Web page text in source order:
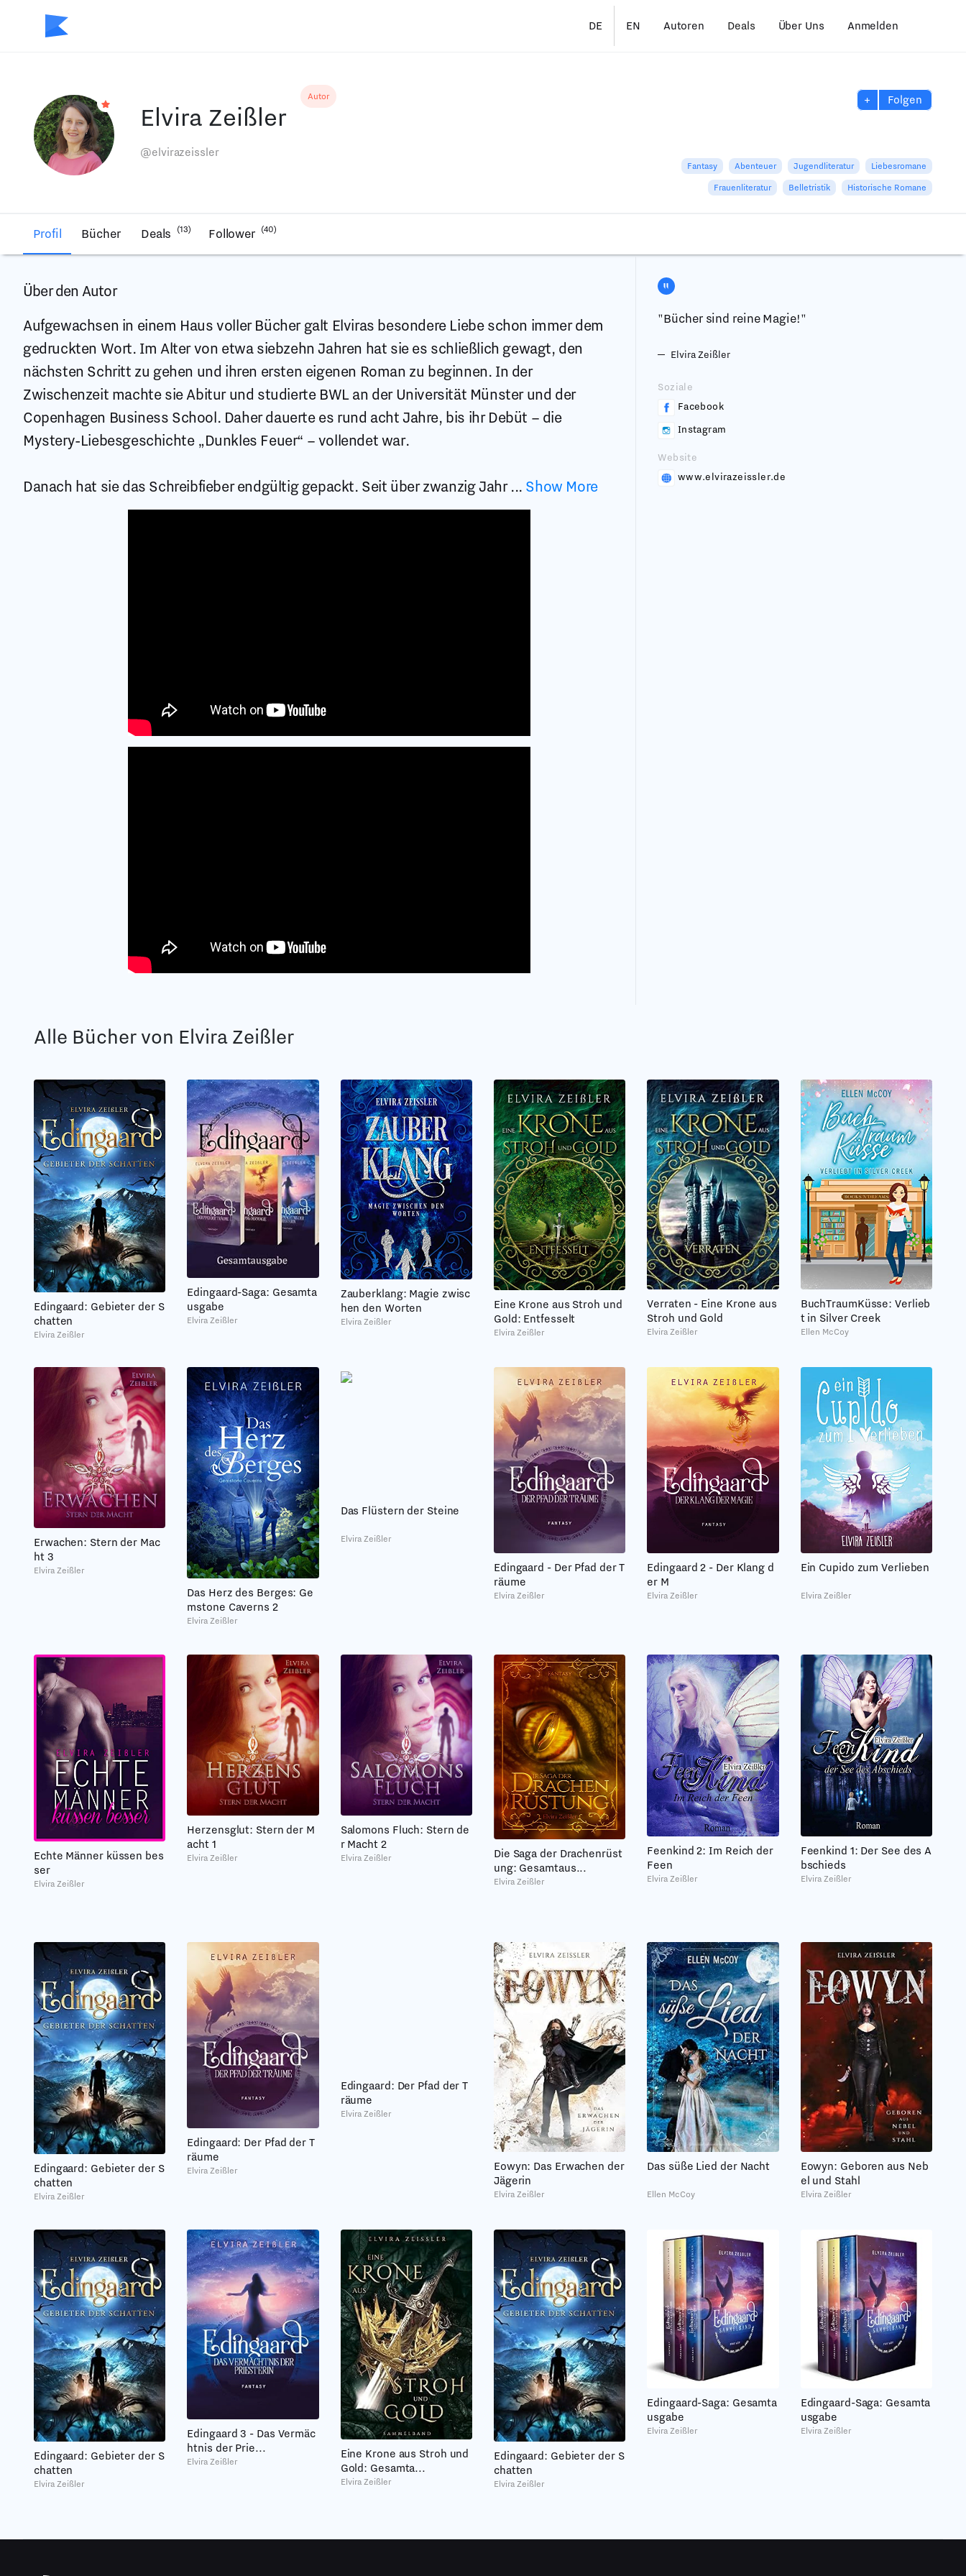
DE EN Autoren Deals Über Uns Anmelden
Elvira Zeißler
Autor
@elvirazeissler
+ Folgen
Fantasy Abenteuer Jugendliteratur Liebesromane
Frauenliteratur Belletristik Historische Romane
Profil Bücher Deals (13) Follower (40)
Über den Autor
Aufgewachsen in einem Haus voller Bücher galt Elviras besondere Liebe schon immer dem
gedruckten Wort. Im Alter von etwa siebzehn Jahren hat sie es schließlich gewagt, den
nächsten Schritt zu gehen und ihren ersten eigenen Roman zu beginnen. In der
Zwischenzeit machte sie Abitur und studierte BWL an der Universität Münster und der
Copenhagen Business School. Daher dauerte es rund acht Jahre, bis ihr Debüt – die
Mystery-Liebesgeschichte „Dunkles Feuer“ – vollendet war.
Danach hat sie das Schreibfieber endgültig gepackt. Seit über zwanzig Jahr ... Show More
"Bücher sind reine Magie!"
Elvira Zeißler
Soziale
Facebook
Instagram
Website
www.elvirazeissler.de
Alle Bücher von Elvira Zeißler
Edingaard: Gebieter der S
chatten
Elvira Zeißler
Edingaard-Saga: Gesamta
usgabe
Elvira Zeißler
Zauberklang: Magie zwisc
hen den Worten
Elvira Zeißler
Eine Krone aus Stroh und
Gold: Entfesselt
Elvira Zeißler
Verraten - Eine Krone aus
Stroh und Gold
Elvira Zeißler
BuchTraumKüsse: Verlieb
t in Silver Creek
Ellen McCoy
Erwachen: Stern der Mac
ht 3
Elvira Zeißler
Das Herz des Berges: Ge
mstone Caverns 2
Elvira Zeißler
Das Flüstern der Steine
Elvira Zeißler
Edingaard - Der Pfad der T
räume
Elvira Zeißler
Edingaard 2 - Der Klang d
er M
Elvira Zeißler
Ein Cupido zum Verlieben
Elvira Zeißler
Echte Männer küssen bes
ser
Elvira Zeißler
Herzensglut: Stern der M
acht 1
Elvira Zeißler
Salomons Fluch: Stern de
r Macht 2
Elvira Zeißler
Die Saga der Drachenrüst
ung: Gesamtaus...
Elvira Zeißler
Feenkind 2: Im Reich der
Feen
Elvira Zeißler
Feenkind 1: Der See des A
bschieds
Elvira Zeißler
Edingaard: Gebieter der S
chatten
Elvira Zeißler
Edingaard: Der Pfad der T
räume
Elvira Zeißler
Edingaard: Der Pfad der T
räume
Elvira Zeißler
Eowyn: Das Erwachen der
Jägerin
Elvira Zeißler
Das süße Lied der Nacht
Ellen McCoy
Eowyn: Geboren aus Neb
el und Stahl
Elvira Zeißler
Edingaard: Gebieter der S
chatten
Elvira Zeißler
Edingaard 3 - Das Vermäc
htnis der Prie...
Elvira Zeißler
Eine Krone aus Stroh und
Gold: Gesamta...
Elvira Zeißler
Edingaard: Gebieter der S
chatten
Elvira Zeißler
Edingaard-Saga: Gesamta
usgabe
Elvira Zeißler
Edingaard-Saga: Gesamta
usgabe
Elvira Zeißler